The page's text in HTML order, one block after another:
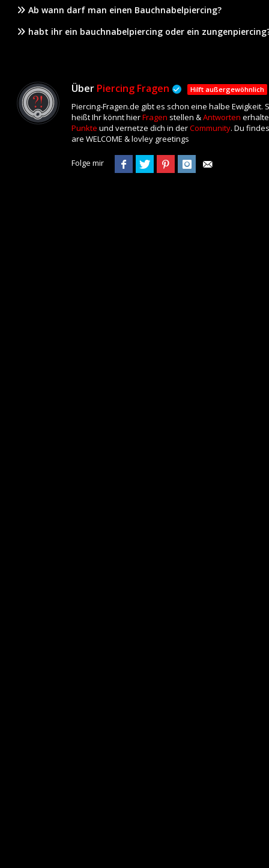
Ab wann darf man einen Bauchnabelpiercing?
habt ihr ein bauchnabelpiercing oder ein
Über Piercing Fragen Hilft außergewöhnlich
Piercing-Fragen.de gibt es schon eine halbe
heißt Ihr könnt hierFragen stellen &Antworten
Punkte und vernetze dich in derCommunity. Du
are WELCOME & lovley greetings
Folge mir